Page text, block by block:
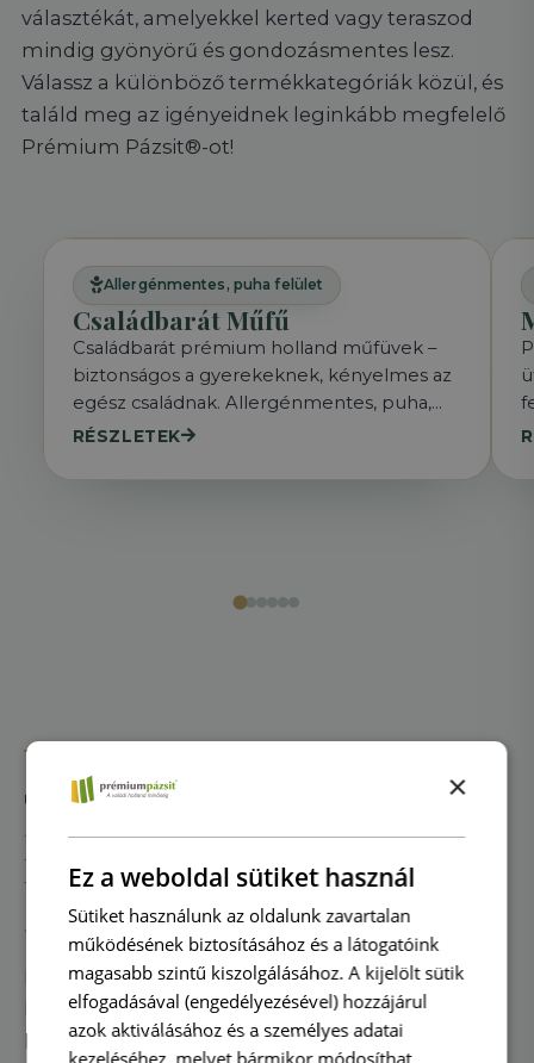
választékát, amelyekkel kerted vagy teraszod
mindig gyönyörű és gondozásmentes lesz.
Válassz a különböző termékkategóriák közül, és
találd meg az igényeidnek leginkább megfelelő
Prémium Pázsit®-ot!
Allergénmentes, puha felület
Családbarát Műfű
Családbarát prémium holland műfüvek –
biztonságos a gyerekeknek, kényelmes az
egész családnak. Allergénmentes, puha,
tartós. Hétvégén nem fűnyírás van, hanem
RÉSZLETEK
Több mint 327.000 m²
Prémium Pázsit®-ot
telepítettünk ügyfeleinknél
Látogass el a Prémium Pázsit®
bemutatótermébe és bemutatókertjébe, ahol
kipróbálhatod a pázsitokat nagyobb felületen.
×
Ez a weboldal sütiket használ
Sütiket használunk az oldalunk zavartalan
működésének biztosításához és a látogatóink
magasabb szintű kiszolgálásához. A kijelölt sütik
elfogadásával (engedélyezésével) hozzájárul
azok aktiválásához és a személyes adatai
kezeléséhez, melyet bármikor módosíthat,